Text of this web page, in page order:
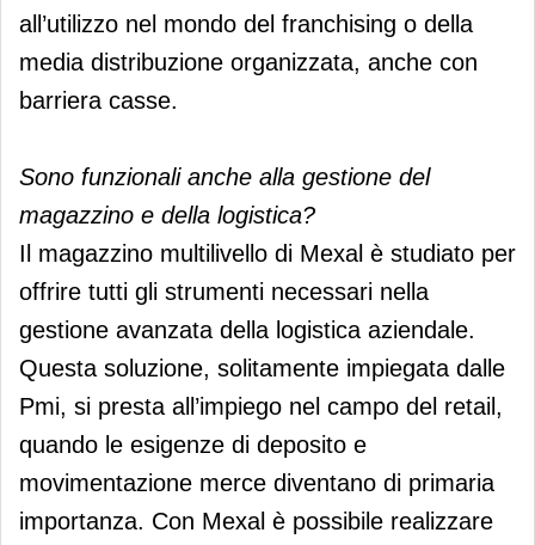
all’utilizzo nel mondo del franchising o della
media distribuzione organizzata, anche con
barriera casse.
Sono funzionali anche alla gestione del
magazzino e della logistica?
Il magazzino multilivello di Mexal è studiato per
offrire tutti gli strumenti necessari nella
gestione avanzata della logistica aziendale.
Questa soluzione, solitamente impiegata dalle
Pmi, si presta all’impiego nel campo del retail,
quando le esigenze di deposito e
movimentazione merce diventano di primaria
importanza. Con Mexal è possibile realizzare